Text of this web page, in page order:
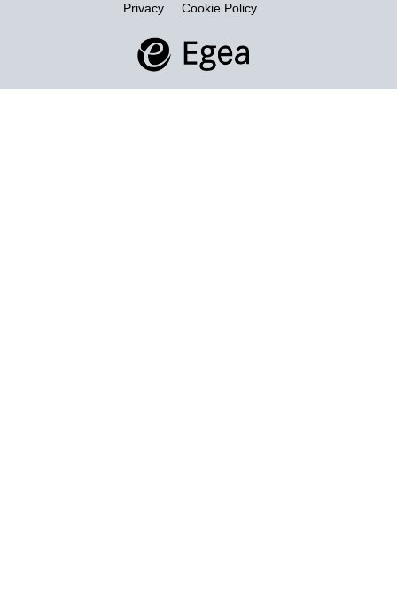
Privacy Cookie Policy